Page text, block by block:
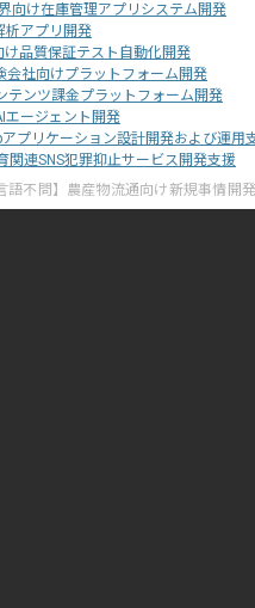
向け在庫管理アプリシステム開発
析アプリ開発
け品質保証テスト自動化開発
会社向けプラットフォーム開発
テンツ課金プラットフォーム開発
エージェント開発
プリケーション設計開発および運用
関連SNS犯罪抑止サービス開発支援
語不問】農産物流通向け新規事情開